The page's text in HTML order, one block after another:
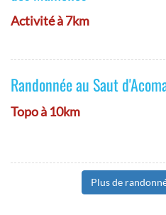
Activité à 7km
Randonnée au Saut
Topo à 10km
Plus de